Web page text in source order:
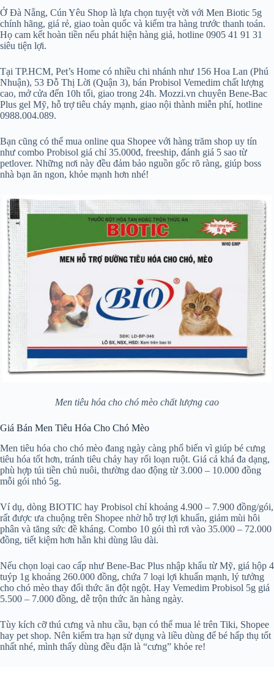
Ở Đà Nẵng, Cún Yêu Shop là lựa chọn tuyệt vời với Men Biotic 5g
chính hãng, giá rẻ, giao toàn quốc và kiểm tra hàng trước thanh toán.
Họ cam kết hoàn tiền nếu phát hiện hàng giả, hotline 0905 41 91 31
siêu tiện lợi.
Tại TP.HCM, Pet’s Home có nhiều chi nhánh như 156 Hoa Lan (Phú
Nhuận), 53 Đỗ Thị Lời (Quận 3), bán Probisol Vemedim chất lượng
cao, mở cửa đến 10h tối, giao trong 24h. Mozzi.vn chuyên Bene-Bac
Plus gel Mỹ, hỗ trợ tiêu chảy mạnh, giao nội thành miễn phí, hotline
0988.004.089.
Bạn cũng có thể mua online qua Shopee với hàng trăm shop uy tín
như combo Probisol giá chỉ 35.000đ, freeship, đánh giá 5 sao từ
petlover. Những nơi này đều đảm bảo nguồn gốc rõ ràng, giúp boss
nhà bạn ăn ngon, khỏe mạnh hơn nhé!
Men tiêu hóa cho chó mèo chất lượng cao
Giá Bán Men Tiêu Hóa Cho Chó Mèo
Men tiêu hóa cho chó mèo đang ngày càng phổ biến vì giúp bé cưng
tiêu hóa tốt hơn, tránh tiêu chảy hay rối loạn ruột. Giá cả khá đa dạng,
phù hợp túi tiền chủ nuôi, thường dao động từ 3.000 – 10.000 đồng
mỗi gói nhỏ 5g.
Ví dụ, dòng BIOTIC hay Probisol chỉ khoảng 4.900 – 7.900 đồng/gói,
rất được ưa chuộng trên Shopee nhờ hỗ trợ lợi khuẩn, giảm mùi hôi
phân và tăng sức đề kháng. Combo 10 gói thì rơi vào 35.000 – 72.000
đồng, tiết kiệm hơn hẳn khi dùng lâu dài.
Nếu chọn loại cao cấp như Bene-Bac Plus nhập khẩu từ Mỹ, giá hộp 4
tuýp 1g khoảng 260.000 đồng, chứa 7 loại lợi khuẩn mạnh, lý tưởng
cho chó mèo thay đổi thức ăn đột ngột. Hay Vemedim Probisol 5g giá
5.500 – 7.000 đồng, dễ trộn thức ăn hàng ngày.
Tùy kích cỡ thú cưng và nhu cầu, bạn có thể mua lẻ trên Tiki, Shopee
hay pet shop. Nên kiểm tra hạn sử dụng và liều dùng để bé hấp thụ tốt
nhất nhé, mình thấy dùng đều đặn là “cưng” khỏe re!